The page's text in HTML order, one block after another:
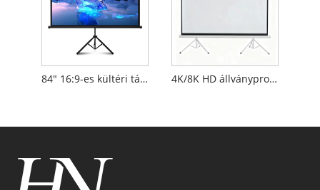
84" 16:9-es kültéri támasztóképernyő 4K/8K HD állványprojektor képernyő